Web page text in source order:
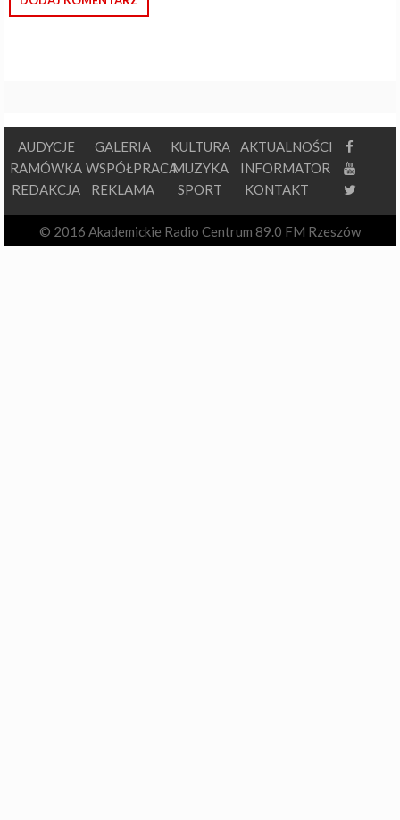
AUDYCJE
RAMÓWKA
REDAKCJA
GALERIA
WSPÓŁPRACA
REKLAMA
KULTURA
MUZYKA
SPORT
AKTUALNOŚCI
INFORMATOR
KONTAKT
© 2016 Akademickie Radio Centrum 89.0 FM Rzeszów